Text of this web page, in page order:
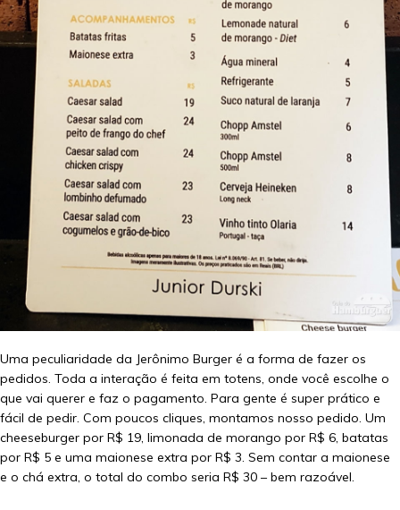
Uma peculiaridade da Jerônimo Burger é a forma de fazer os
pedidos. Toda a interação é feita em totens, onde você escolhe o
que vai querer e faz o pagamento. Para gente é super prático e
fácil de pedir. Com poucos cliques, montamos nosso pedido. Um
cheeseburger por R$ 19, limonada de morango por R$ 6, batatas
por R$ 5 e uma maionese extra por R$ 3. Sem contar a maionese
e o chá extra, o total do combo seria R$ 30 – bem razoável.